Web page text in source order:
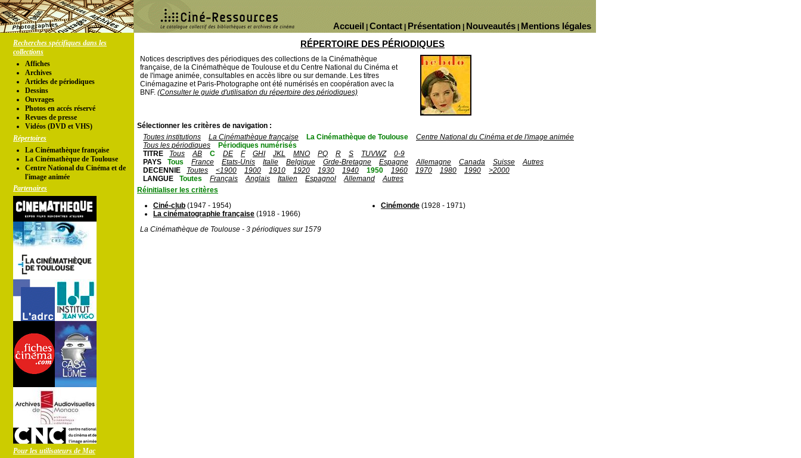
Mentions légales
Nouveautés
Présentation
Contact
Accueil
Recherches spécifiques dans les
collections
Affiches
Archives
Articles de périodiques
Dessins
Ouvrages
Photos en accés réservé
Revues de presse
Vidéos (DVD et VHS)
Répertoires
La Cinémathèque française
La Cinémathèque de Toulouse
Centre National du Cinéma et de
l'image animée
Partenaires
Pour les utilisateurs de Mac
RÉPERTOIRE DES PÉRIODIQUES
Notices descriptives des périodiques des collections de la Cinémathèque
française, de la Cinémathèque de Toulouse et du Centre National du Cinéma et
de l'image animée, consultables en accès libre ou sur demande. Les titres
Cinémagazine et Paris-Photographe ont été numérisés en coopération avec la
BNF. (Consulter le guide d'utilisation du répertoire des périodiques)
Sélectionner les critères de navigation :
Toutes institutions
La Cinémathèque française La Cinémathèque de Toulouse
Centre National du Cinéma et de l'image animée
Tous les périodiques
Périodiques numérisés
TITRE
Tous AB C DE F GHI JKL MNO PQ R S TUVWZ
0-9
PAYS
Tous France Etats-Unis Italie Belgique Grde-Bretagne Espagne Allemagne Canada Suisse
Autres
DECENNIE
Toutes <1900 1900 1910 1920 1930 1940 1950 1960 1970 1980 1990
>2000
LANGUE
Toutes Français Anglais Italien Espagnol Allemand
Autres
Réinitialiser les critères
Ciné-club (1947 - 1954)
La cinématographie française (1918 - 1966)
Cinémonde (1928 - 1971)
La Cinémathèque de Toulouse - 3 périodiques sur 1579